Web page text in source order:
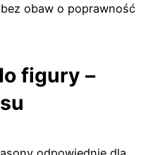
obaw o poprawność
figury –